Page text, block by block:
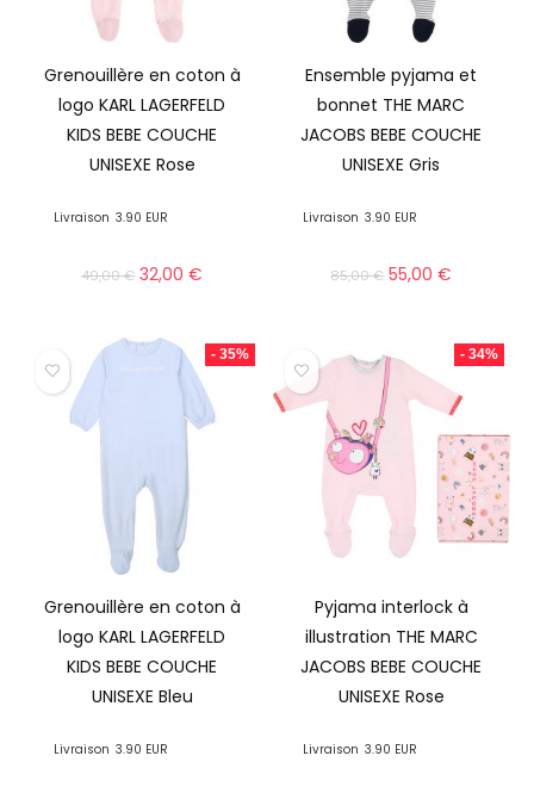
Grenouillère en coton à
logo KARL LAGERFELD
KIDS BEBE COUCHE
UNISEXE Rose
Livraison 3.90 EUR
49,00€ 32,00€
Ensemble pyjama et
bonnet THE MARC
JACOBS BEBE COUCHE
UNISEXE Gris
Livraison 3.90 EUR
85,00€ 55,00€
- 35%
Grenouillère en coton à
logo KARL LAGERFELD
KIDS BEBE COUCHE
UNISEXE Bleu
Livraison 3.90 EUR
- 34%
Pyjama interlock à
illustration THE MARC
JACOBS BEBE COUCHE
UNISEXE Rose
Livraison 3.90 EUR